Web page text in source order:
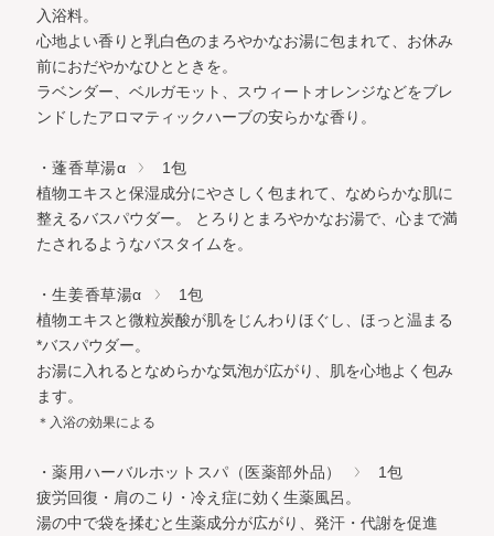
入浴料。
心地よい香りと乳白色のまろやかなお湯に包まれて、お休み
前におだやかなひとときを。
ラベンダー、ベルガモット、スウィートオレンジなどをブレ
ンドしたアロマティックハーブの安らかな香り。
・蓬香草湯α
1包
植物エキスと保湿成分にやさしく包まれて、なめらかな肌に
整えるバスパウダー。 とろりとまろやかなお湯で、心まで満
たされるようなバスタイムを。
・生姜香草湯α
1包
植物エキスと微粒炭酸が肌をじんわりほぐし、ほっと温まる
*バスパウダー。
お湯に入れるとなめらかな気泡が広がり、肌を心地よく包み
ます。
＊入浴の効果による
・薬用ハーバルホットスパ（医薬部外品）
1包
疲労回復・肩のこり・冷え症に効く生薬風呂。
湯の中で袋を揉むと生薬成分が広がり、発汗・代謝を促進